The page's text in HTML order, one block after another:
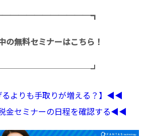
の無料セミナーはこちら！
よりも手取りが増える？】◀︎◀︎
金セミナーの日程を確認する◀︎◀︎